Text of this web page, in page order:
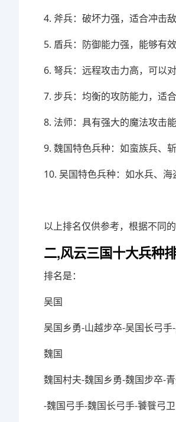
4. 斧兵：破坏力强，适合冲击
5. 盾兵：防御能力强，能够有
6. 弩兵：远程攻击力高，可以
7. 步兵：均衡的攻防能力，适
8. 法师：具有强大的魔法攻击
9. 魏国特色兵种：如蛮族兵、
10. 吴国特色兵种：如水兵、海
以上排名仅供参考，根据不同
二,风云三国十大兵种
排名是：
吴国
吴国乡勇-山越步卒-吴国长弓
魏国
魏国村夫-魏国乡勇-魏国步卒-
-魏国弓手-魏国长弓手-饕餮弓卫